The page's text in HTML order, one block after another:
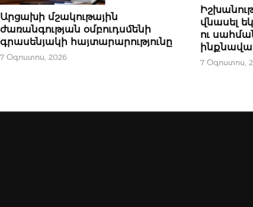
ԿԱՐԵՎՈՐԸ
Արցախի մշակութային
ժառանգության օմբուդսմենի
գրասենյակի հայտարարությունը⁣
7 Օգոստոս, 2026
ԿԱՐԵՎՈՐԸ
վնասել
ու
7 Օգոստոս,